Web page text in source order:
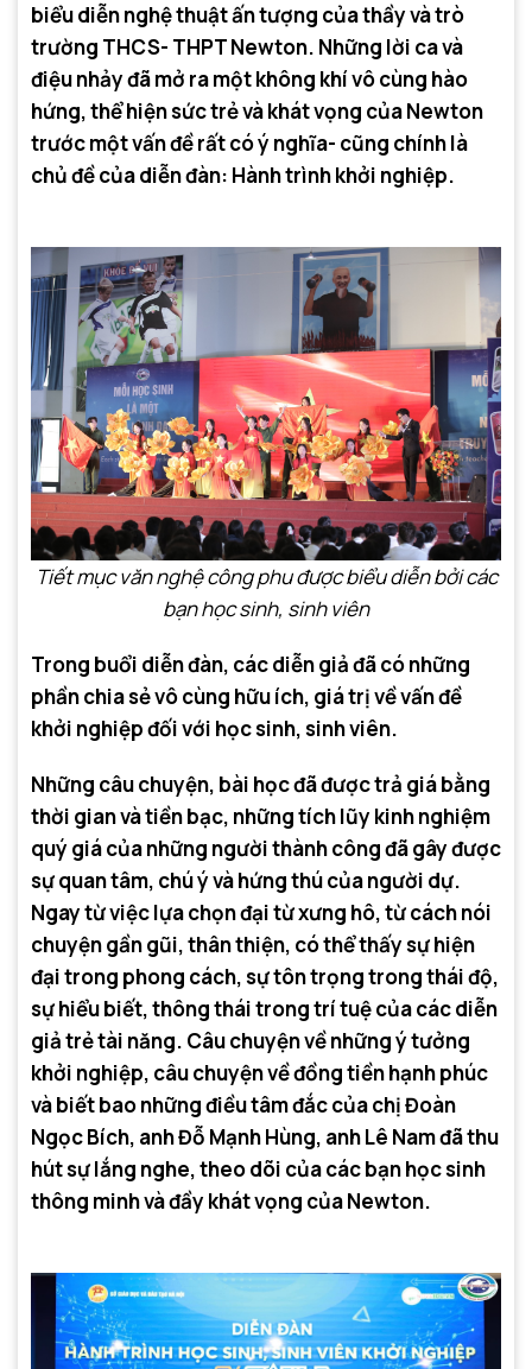
biểu diễn nghệ thuật ấn tượng của thầy và trò
trường THCS- THPT Newton. Những lời ca và
điệu nhảy đã mở ra một không khí vô cùng hào
hứng, thể hiện sức trẻ và khát vọng của Newton
trước một vấn đề rất có ý nghĩa- cũng chính là
chủ đề của diễn đàn: Hành trình khởi nghiệp.
Tiết mục văn nghệ công phu được biểu diễn bởi các
bạn học sinh, sinh viên
Trong buổi diễn đàn, các diễn giả đã có những
phần chia sẻ vô cùng hữu ích, giá trị về vấn đề
khởi nghiệp đối với học sinh, sinh viên.
Những câu chuyện, bài học đã được trả giá bằng
thời gian và tiền bạc, những tích lũy kinh nghiệm
quý giá của những người thành công đã gây được
sự quan tâm, chú ý và hứng thú của người dự.
Ngay từ việc lựa chọn đại từ xưng hô, từ cách nói
chuyện gần gũi, thân thiện, có thể thấy sự hiện
đại trong phong cách, sự tôn trọng trong thái độ,
sự hiểu biết, thông thái trong trí tuệ của các diễn
giả trẻ tài năng. Câu chuyện về những ý tưởng
khởi nghiệp, câu chuyện về đồng tiền hạnh phúc
và biết bao những điều tâm đắc của chị Đoàn
Ngọc Bích, anh Đỗ Mạnh Hùng, anh Lê Nam đã thu
hút sự lắng nghe, theo dõi của các bạn học sinh
thông minh và đầy khát vọng của Newton.